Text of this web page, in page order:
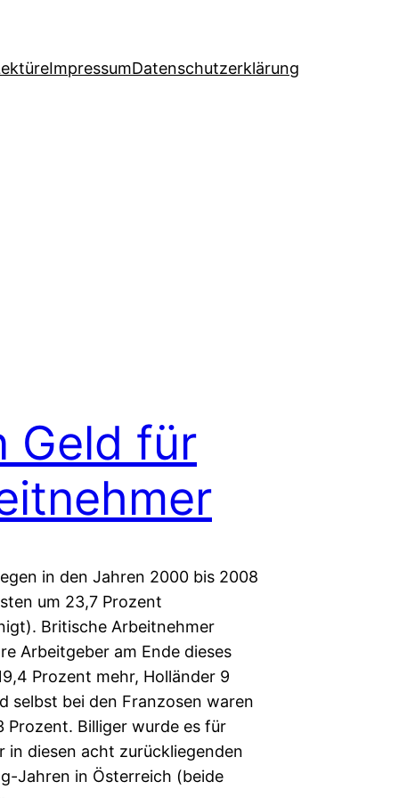
ImpressumDatenschutzerklärung
Geld für
in den Jahren 2000 bis 2008
um 23,7 Prozent
Britische Arbeitnehmer
Arbeitgeber am Ende dieses
Prozent mehr, Holländer 9
selbst bei den Franzosen waren
Prozent. Billiger wurde es für
in diesen acht zurückliegenden
Jahren in Österreich (beide